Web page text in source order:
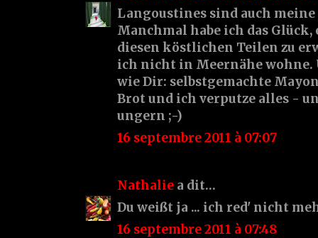
Langoustines sind auch
Manchmal habe ich das
diesen köstlichen Teilen zu
ich nicht in Meernähe wohne.
wie Dir: selbstgemachte
Brot und ich verputze alles -
ungern ;-)
16 septembre 2011 à 07:07
Nathalie a dit…
Du weißt ja ... ich red' nicht
16 septembre 2011 à 07:48